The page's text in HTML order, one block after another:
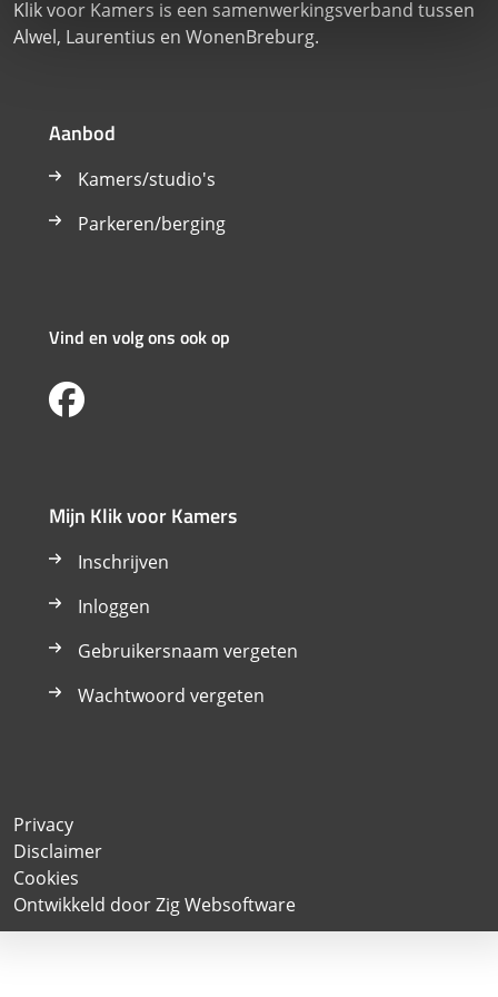
Klik voor Kamers is een samenwerkingsverband tussen
Alwel, Laurentius en WonenBreburg.
Aanbod
Kamers/studio's
Parkeren/berging
Vind en volg ons ook op
Mijn Klik voor Kamers
Inschrijven
Inloggen
Gebruikersnaam vergeten
Wachtwoord vergeten
Privacy
Disclaimer
Cookies
Ontwikkeld door Zig Websoftware